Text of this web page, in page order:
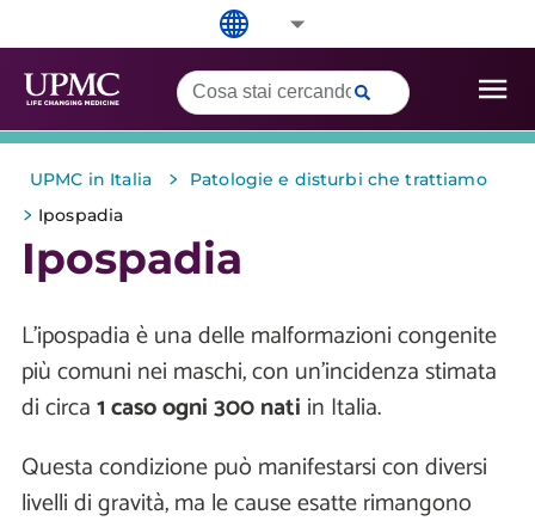
UPMC in Italia > Patologie e disturbi che trattiamo
> Ipospadia
Ipospadia
L'ipospadia è una delle malformazioni congenite
più comuni nei maschi, con un'incidenza stimata
di circa1 caso ogni 300 nati in Italia.
Questa condizione può manifestarsi con diversi
livelli di gravità, ma le cause esatte rimangono